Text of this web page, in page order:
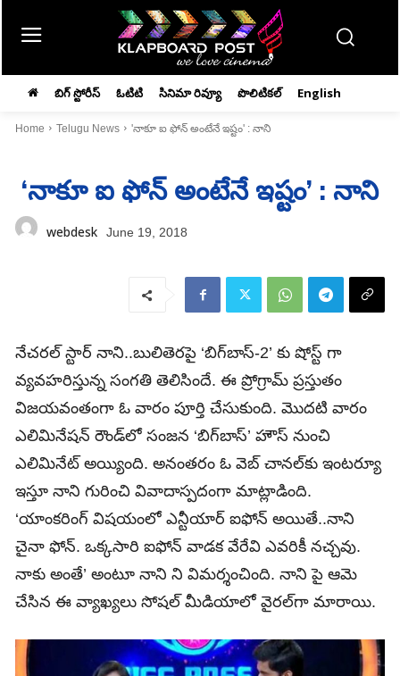
బిగ్ స్టోరీస్ ఓటిటి సినిమా రివ్యూ పొలిటికల్ English
Home Telugu News 'నాకూ ఐ ఫోన్‌ అంటేనే ఇష్టం' : నాని
‘నాకూ ఐ ఫోన్‌ అంటేనే ఇష్టం’ : నాని
webdesk June 19, 2018
నేచరల్‌ స్టార్‌ నాని..బులితెరపై ‘బిగ్‌బాస్‌-2’ కు షోస్ట్‌ గా
వ్యవహరిస్తున్న సంగతి తెలిసిందే. ఈ ప్రోగ్రామ్‌ ప్రస్తుతం
విజయవంతంగా ఓ వారం పూర్తి చేసుకుంది. మొదటి వారం
ఎలిమినేషన్‌ రౌండ్‌లో సంజన ‘బిగ్‌బాస్‌’ హౌస్‌ నుంచి
ఎలిమినేట్‌ అయ్యింది. అనంతరం ఓ వెబ్‌ చానల్‌కు ఇంటర్యూ
ఇస్తూ నాని గురించి వివాదాస్పదంగా మాట్లాడింది.
‘యాంకరింగ్‌ విషయంలో ఎన్టీయార్‌ ఐఫోన్‌ అయితే..నాని
చైనా ఫోన్‌. ఒక్కసారి ఐఫోన్‌ వాడక వేరేవి ఎవరికీ నచ్చవు.
నాకు అంతే’ అంటూ నాని ని విమర్శంచింది. నాని పై ఆమె
చేసిన ఈ వ్యాఖ్యలు సోషల్‌ మీడియాలో వైరల్‌గా మారాయి.